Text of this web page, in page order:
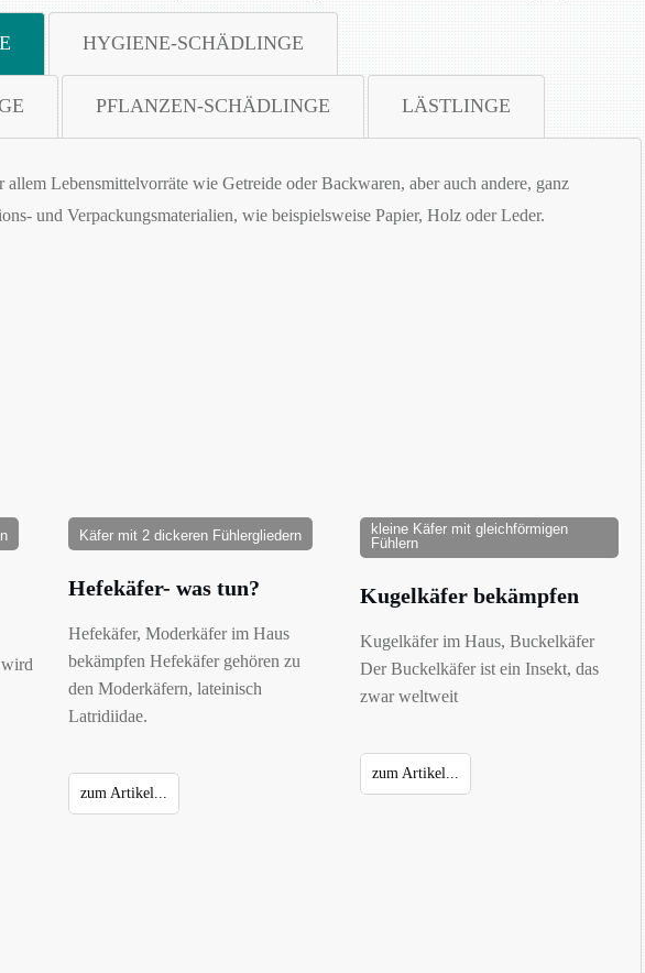
HYGIENE-SCHÄDLINGE
PFLANZEN-SCHÄDLINGE LÄSTLINGE
allem Lebensmittelvorräte wie Getreide oder Backwaren, aber auch andere, ganz
und Verpackungsmaterialien, wie beispielsweise Papier, Holz oder Leder.
wird
Käfer mit 2 dickeren Fühlergliedern
Hefekäfer- was tun?
Hefekäfer, Moderkäfer im Haus
bekämpfen Hefekäfer gehören zu
den Moderkäfern, lateinisch
Latridiidae.
zum Artikel...
kleine Käfer mit gleichförmigen
Fühlern
Kugelkäfer bekämpfen
Kugelkäfer im Haus, Buckelkäfer
Der Buckelkäfer ist ein Insekt, das
zwar weltweit
zum Artikel...